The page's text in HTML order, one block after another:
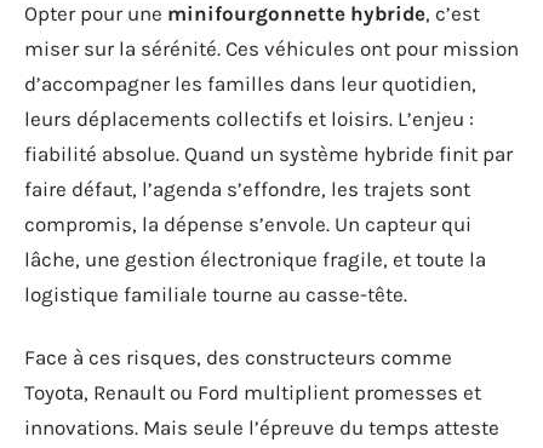
Opter pour une minifourgonnette hybride, c’est
miser sur la sérénité. Ces véhicules ont pour mission
d’accompagner les familles dans leur quotidien,
leurs déplacements collectifs et loisirs. L’enjeu :
fiabilité absolue. Quand un système hybride finit par
faire défaut, l’agenda s’effondre, les trajets sont
compromis, la dépense s’envole. Un capteur qui
lâche, une gestion électronique fragile, et toute la
logistique familiale tourne au casse-tête.
Face à ces risques, des constructeurs comme
Toyota, Renault ou Ford multiplient promesses et
innovations. Mais seule l’épreuve du temps atteste